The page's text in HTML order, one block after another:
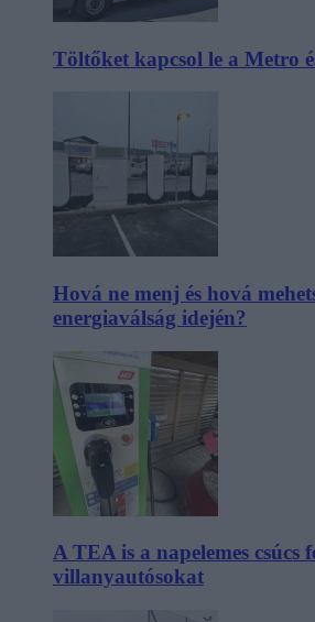
Töltőket kapcsol le a Metro
Hová ne menj és hová
energiaválság idején?
A TEA is a napelemes csúcs
villanyautósokat